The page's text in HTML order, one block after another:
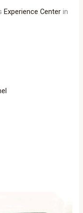
Experience Center in